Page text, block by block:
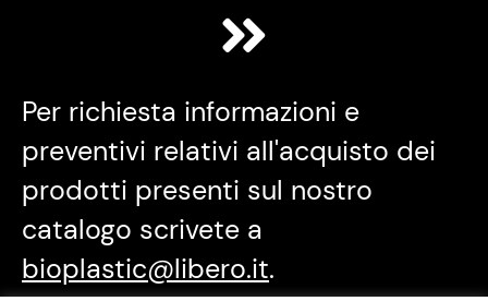
Per richiesta informazioni e
preventivi relativi all'acquisto dei
prodotti presenti sul nostro
catalogo scrivete a
bioplastic@libero.it.